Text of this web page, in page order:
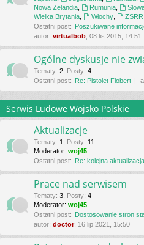
Nowa Zelandia
Rumunia,
Wielka Brytania
Włochy, ZSRR
Ostatni post: Poszukiwane
autor: virtualbob , 08 lis 2015, 14:51
Ogólne dyskusje nie
Tematy: 2 Posty: 4
Ostatni post: Re: Pistolet Flobert
Serwis Ludowe Wojsko Polskie
Aktualizacje
Tematy: 1 Posty: 11
Moderator: woj45
Ostatni post: Re: kolejna aktualizacja
Prace nad serwisem
Tematy: 3 Posty: 4
Moderator: woj45
Ostatni post: Dostosowanie stron
autor: doctor, 16 lip 2021, 15:50